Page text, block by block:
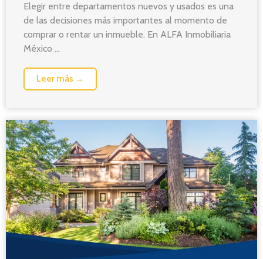
Elegir entre departamentos nuevos y usados es una
de las decisiones más importantes al momento de
comprar o rentar un inmueble. En ALFA Inmobiliaria
México ...
Leer más →